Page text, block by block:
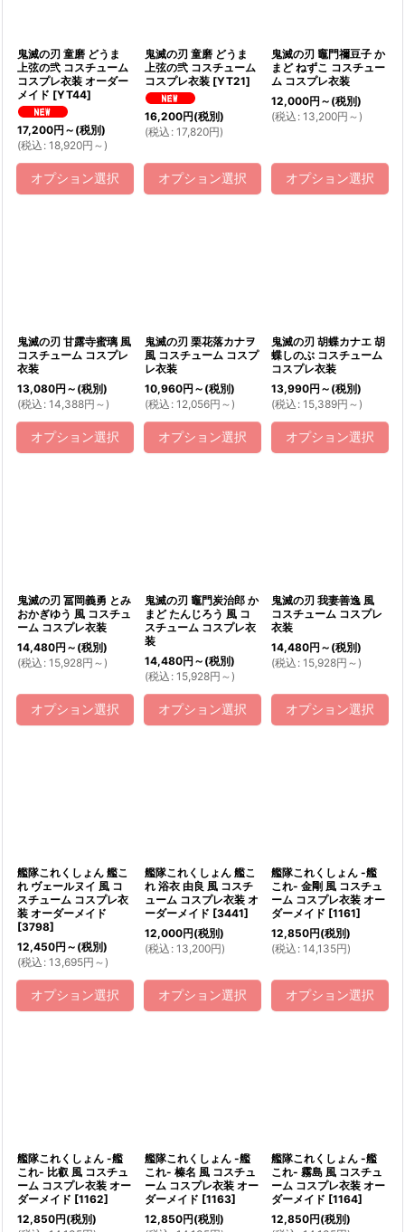
鬼滅の刃 童磨 どうま
上弦の弐 コスチューム
コスプレ衣装 オーダー
メイド [YT44]
17,200円 ～ (税別)
(税込 : 18,920円 ～)
オプション選択
鬼滅の刃 童磨 どうま
上弦の弐 コスチューム
コスプレ衣装 [YT21]
16,200円(税別)
(税込 : 17,820円)
オプション選択
鬼滅の刃 竈門禰豆子 か
まど ねずこ コスチュー
ム コスプレ衣装
12,000円 ～ (税別)
(税込 : 13,200円 ～)
オプション選択
鬼滅の刃 甘露寺蜜璃 風
コスチューム コスプレ
衣装
13,080円 ～ (税別)
(税込 : 14,388円 ～)
オプション選択
鬼滅の刃 栗花落カナヲ
風 コスチューム コスプ
レ衣装
10,960円 ～ (税別)
(税込 : 12,056円 ～)
オプション選択
鬼滅の刃 胡蝶カナエ 胡
蝶しのぶ コスチューム
コスプレ衣装
13,990円 ～ (税別)
(税込 : 15,389円 ～)
オプション選択
鬼滅の刃 冨岡義勇 とみ
おかぎゆう 風 コスチュ
ーム コスプレ衣装
14,480円 ～ (税別)
(税込 : 15,928円 ～)
オプション選択
鬼滅の刃 竈門炭治郎 か
まど たんじろう 風 コ
スチューム コスプレ衣
装
14,480円 ～ (税別)
(税込 : 15,928円 ～)
オプション選択
鬼滅の刃 我妻善逸 風
コスチューム コスプレ
衣装
14,480円 ～ (税別)
(税込 : 15,928円 ～)
オプション選択
艦隊これくしょん 艦こ
れ ヴェールヌイ 風 コ
スチューム コスプレ衣
装 オーダーメイド
[3798]
12,450円 ～ (税別)
(税込 : 13,695円 ～)
オプション選択
艦隊これくしょん 艦こ
れ 浴衣 由良 風 コスチ
ューム コスプレ衣装 オ
ーダーメイド [3441]
12,000円(税別)
(税込 : 13,200円)
オプション選択
艦隊これくしょん -艦
これ- 金剛 風 コスチュ
ーム コスプレ衣装 オー
ダーメイド [1161]
12,850円(税別)
(税込 : 14,135円)
オプション選択
艦隊これくしょん -艦
これ- 比叡 風 コスチュ
ーム コスプレ衣装 オー
ダーメイド [1162]
12,850円(税別)
艦隊これくしょん -艦
これ- 榛名 風 コスチュ
ーム コスプレ衣装 オー
ダーメイド [1163]
12,850円(税別)
艦隊これくしょん -艦
これ- 霧島 風 コスチュ
ーム コスプレ衣装 オー
ダーメイド [1164]
12,850円(税別)